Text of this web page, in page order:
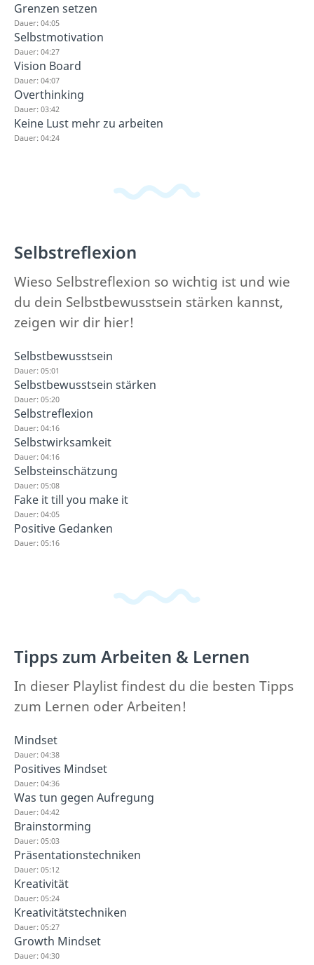
Grenzen setzen
Dauer: 04:05
Selbstmotivation
Dauer: 04:27
Vision Board
Dauer: 04:07
Overthinking
Dauer: 03:42
Keine Lust mehr zu arbeiten
Dauer: 04:24
Selbstreflexion
Wieso Selbstreflexion so wichtig ist und wie
du dein Selbstbewusstsein stärken kannst,
zeigen wir dir hier!
Selbstbewusstsein
Dauer: 05:01
Selbstbewusstsein stärken
Dauer: 05:20
Selbstreflexion
Dauer: 04:16
Selbstwirksamkeit
Dauer: 04:16
Selbsteinschätzung
Dauer: 05:08
Fake it till you make it
Dauer: 04:05
Positive Gedanken
Dauer: 05:16
Tipps zum Arbeiten & Lernen
In dieser Playlist findest du die besten Tipps
zum Lernen oder Arbeiten!
Mindset
Dauer: 04:38
Positives Mindset
Dauer: 04:36
Was tun gegen Aufregung
Dauer: 04:42
Brainstorming
Dauer: 05:03
Präsentationstechniken
Dauer: 05:12
Kreativität
Dauer: 05:24
Kreativitätstechniken
Dauer: 05:27
Growth Mindset
Dauer: 04:30